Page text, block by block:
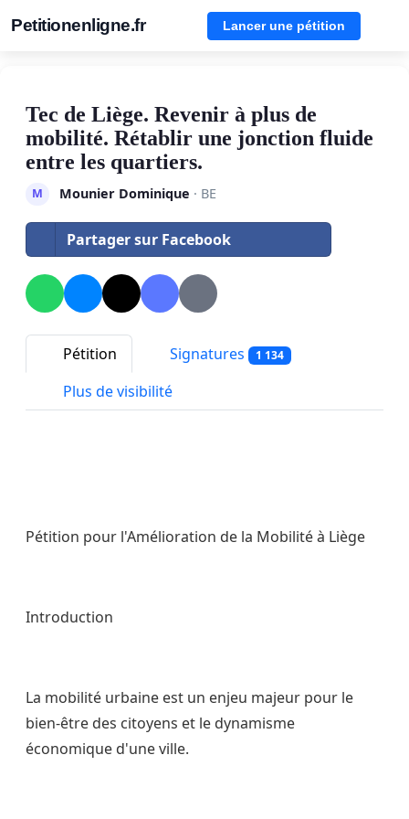
Petitionenligne.fr Lancer une pétition
Tec de Liège. Revenir à plus de
mobilité. Rétablir une jonction fluide
entre les quartiers.
M Mounier Dominique · BE
Partager sur Facebook
Pétition Signatures 1 134
Plus de visibilité
Pétition pour l'Amélioration de la Mobilité à Liège
Introduction
La mobilité urbaine est un enjeu majeur pour le
bien-être des citoyens et le dynamisme
économique d'une ville.